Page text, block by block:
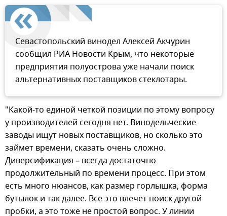
Севастопольский винодел Алексей Акчурин
сообщил РИА Новости Крым, что некоторые
предприятия полуострова уже начали поиск
альтернативных поставщиков стеклотары.
"Какой-то единой четкой позиции по этому вопросу
у производителей сегодня нет. Винодельческие
заводы ищут новых поставщиков, но сколько это
займет времени, сказать очень сложно.
Диверсификация – всегда достаточно
продолжительный по времени процесс. При этом
есть много нюансов, как размер горлышка, форма
бутылок и так далее. Все это влечет поиск другой
пробки, а это тоже не простой вопрос. У линии